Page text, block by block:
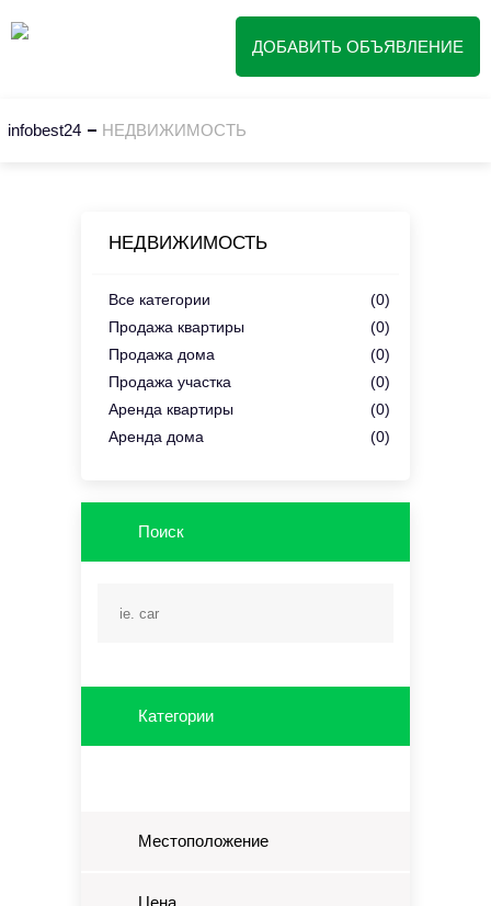
ДОБАВИТЬ ОБЪЯВЛЕНИЕ
infobest24 НЕДВИЖИМОСТЬ
НЕДВИЖИМОСТЬ
Все категории
(0)
Продажа квартиры
(0)
Продажа дома
(0)
Продажа участка
(0)
Аренда квартиры
(0)
Аренда дома
(0)
Поиск
Категории
Местоположение
Цена